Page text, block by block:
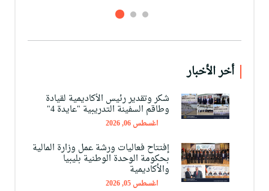
أخر الأخبار
شكر وتقدير رئيس الأكاديمية لقيادة
وطاقم السفينة التدريبية "عايدة 4"
اغسطس 06, 2026
إفتتاح فعاليات ورشة عمل وزارة المالية
بحكومة الوحدة الوطنية بليبيا
والأكاديمية
اغسطس 05, 2026